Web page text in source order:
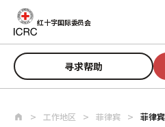
跳至主要内容
红十字国际委员会
寻求帮助
工作地区 菲律宾 菲律